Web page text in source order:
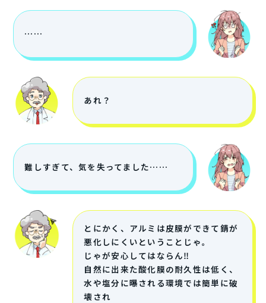
……
あれ？
難しすぎて、気を失ってました……
とにかく、アルミは皮膜ができて錆が
悪化しにくいということじゃ。
じゃが安心してはならん‼
自然に出来た酸化膜の耐久性は低く、
水や塩分に曝される環境では簡単に破
壊され